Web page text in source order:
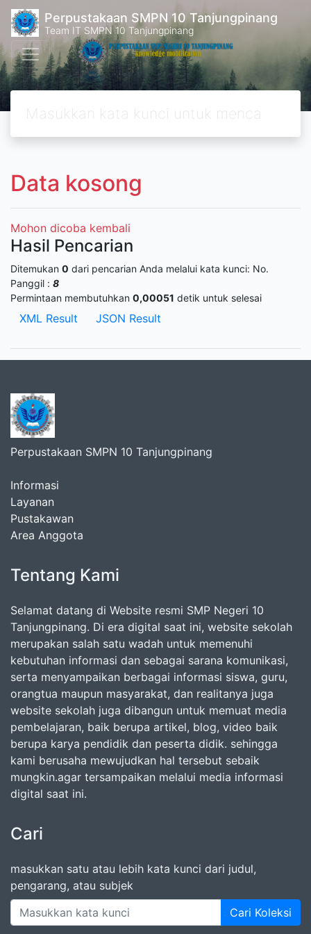
Perpustakaan SMPN 10 Tanjungpinang
Team IT SMPN 10 Tanjungpinang
Data kosong
Mohon dicoba kembali
Hasil Pencarian
Ditemukan 0 dari pencarian Anda melalui kata kunci: No.
Panggil : 8
Permintaan membutuhkan 0,00051 detik untuk selesai
XML Result JSON Result
Perpustakaan SMPN 10 Tanjungpinang
Informasi
Layanan
Pustakawan
Area Anggota
Tentang Kami
Selamat datang di Website resmi SMP Negeri 10
Tanjungpinang. Di era digital saat ini, website sekolah
merupakan salah satu wadah untuk memenuhi
kebutuhan informasi dan sebagai sarana komunikasi,
serta menyampaikan berbagai informasi siswa, guru,
orangtua maupun masyarakat, dan realitanya juga
website sekolah juga dibangun untuk memuat media
pembelajaran, baik berupa artikel, blog, video baik
berupa karya pendidik dan peserta didik. sehingga
kami berusaha mewujudkan hal tersebut sebaik
mungkin.agar tersampaikan melalui media informasi
digital saat ini.
Cari
masukkan satu atau lebih kata kunci dari judul,
pengarang, atau subjek
Cari Koleksi